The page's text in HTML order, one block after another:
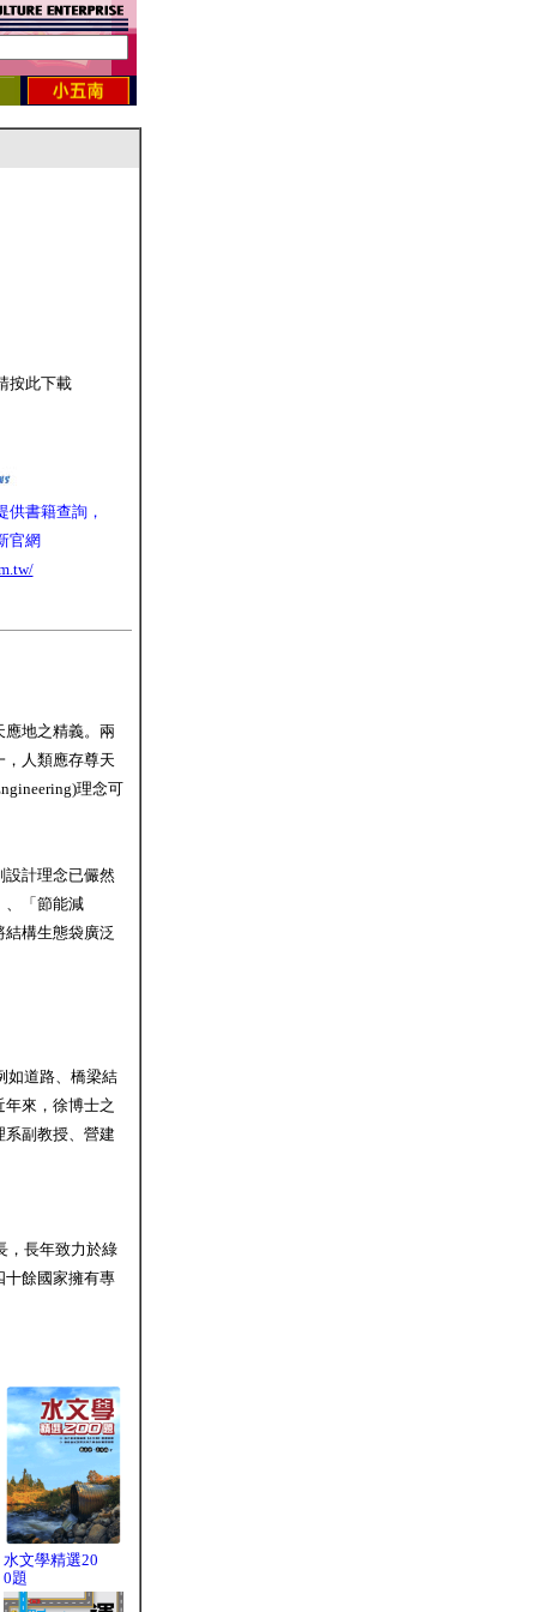
按此下載
供書籍查詢，
官網
地之精義。兩
人類應存尊天
理念可
設計理念已儼然
、「節能減
構生態袋廣泛
如道路、橋梁結
來，徐博士之
副教授、營建
，長年致力於綠
十餘國家擁有專
水文學精選20
0題